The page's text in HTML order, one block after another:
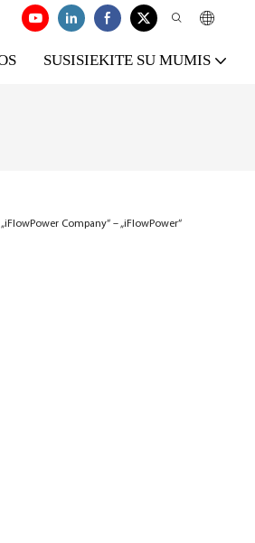
SUSISIEKITE SU MUMIS
Company“ – „iFlowPower“